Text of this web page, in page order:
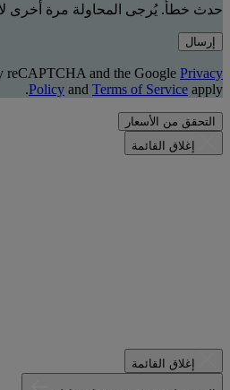
حدث خطأ. يُرجى المحاولة مرة أخرى
إرسال
reCAPTCHA and the Google Privacy
Policy and Terms of Service apply.
التحقق من الأسعار
إغلاق القائمة
إغلاق القائمة